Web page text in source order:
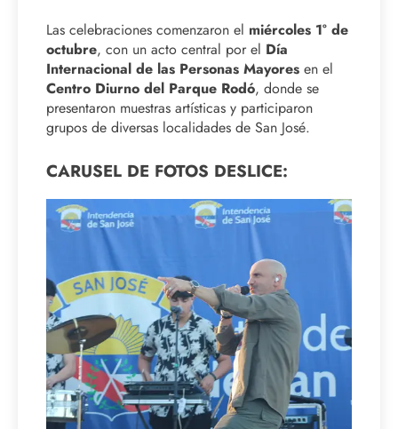
Las celebraciones comenzaron el miércoles 1° de
octubre, con un acto central por el Día
Internacional de las Personas Mayores en el
Centro Diurno del Parque Rodó, donde se
presentaron muestras artísticas y participaron
grupos de diversas localidades de San José.
CARUSEL DE FOTOS DESLICE: